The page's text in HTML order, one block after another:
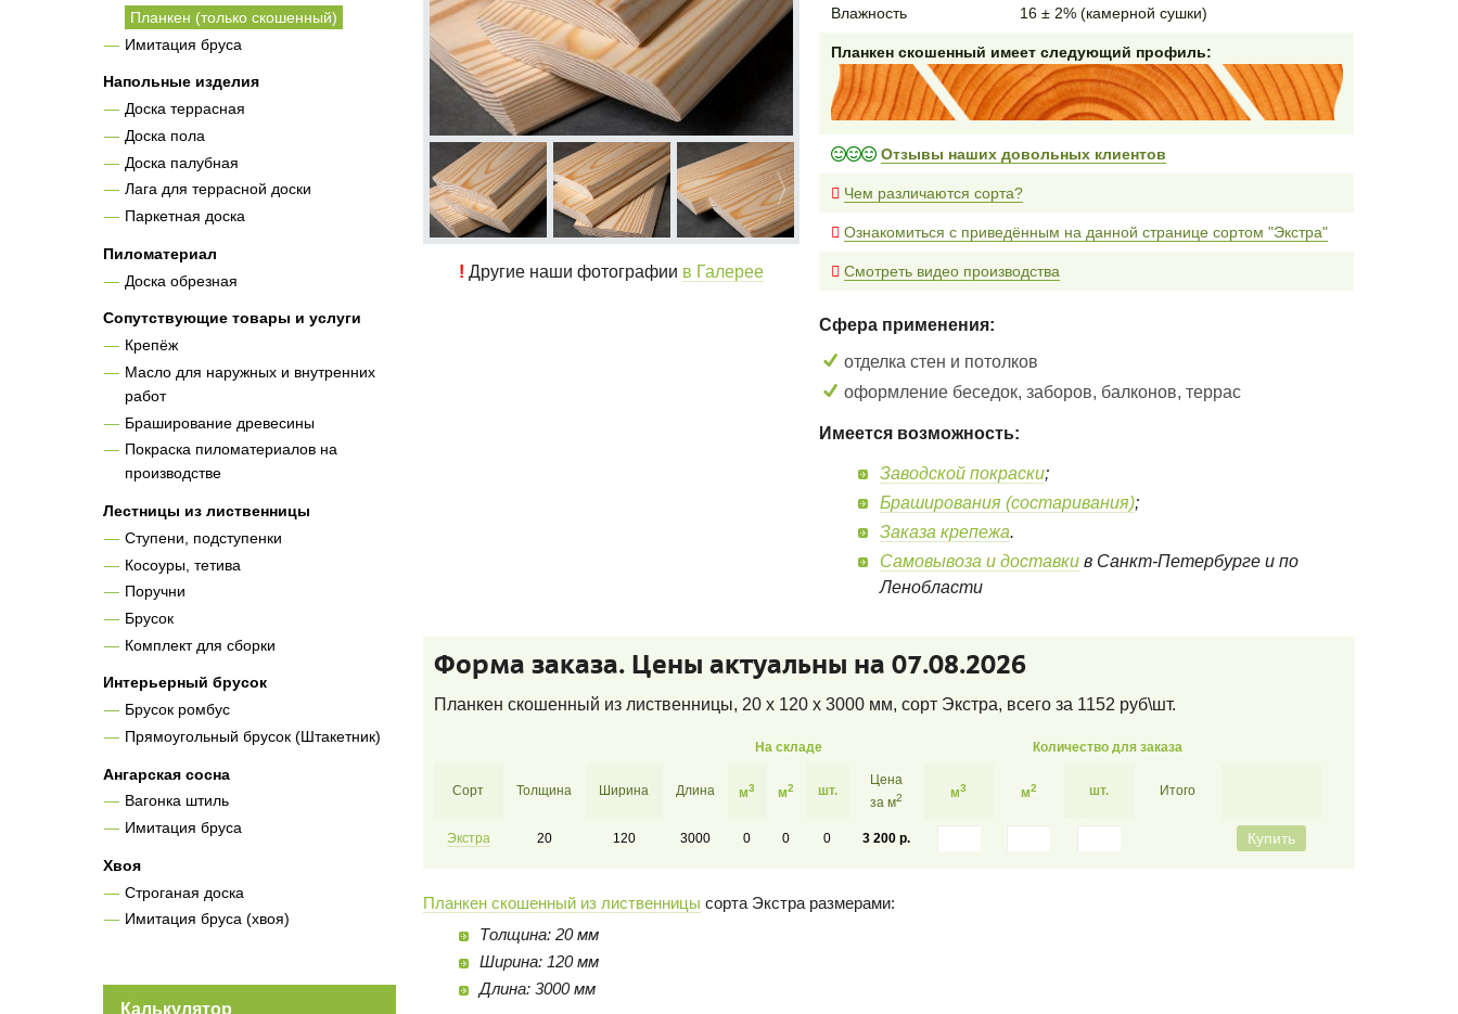
Планкен (только скошенный)
Имитация бруса
Напольные изделия
Доска террасная
Доска пола
Доска палубная
Лага для террасной доски
Паркетная доска
Пиломатериал
Доска обрезная
Сопутствующие товары и услуги
Крепёж
Масло для наружных и внутренних
работ
Браширование древесины
Покраска пиломатериалов на
производстве
Лестницы из лиственницы
Ступени, подступенки
Косоуры, тетива
Поручни
Брусок
Комплект для сборки
Интерьерный брусок
Брусок ромбус
Прямоугольный брусок (Штакетник)
Ангарская сосна
Вагонка штиль
Имитация бруса
Хвоя
Строганая доска
Имитация бруса (хвоя)
Калькулятор
! Другие наши фотографии в Галерее
Влажность 16 ± 2% (камерной сушки)
Планкен скошенный имеет следующий профиль:
Отзывы наших довольных клиентов
Чем различаются сорта?
Ознакомиться с приведённым на данной странице сортом "Экстра"
Смотреть видео производства
Сфера применения:
отделка стен и потолков
оформление беседок, заборов, балконов, террас
Имеется возможность:
Заводской покраски;
Браширования (состаривания);
Заказа крепежа.
Самовывоза и доставки в Санкт-Петербурге и по
Ленобласти
Форма заказа. Цены актуальны на 07.08.2026
Планкен скошенный из лиственницы, 20 x 120 x 3000 мм, сорт Экстра, всего за 1152 руб\шт.
На складе Количество для заказа
Сорт Толщина Ширина Длина м3 м2 шт.
Цена
за м2 м3 м2 шт. Итого
Экстра 20 120 3000 0 0 0 3 200 р. Купить
Планкен скошенный из лиственницы сорта Экстра размерами:
Толщина: 20 мм
Ширина: 120 мм
Длина: 3000 мм